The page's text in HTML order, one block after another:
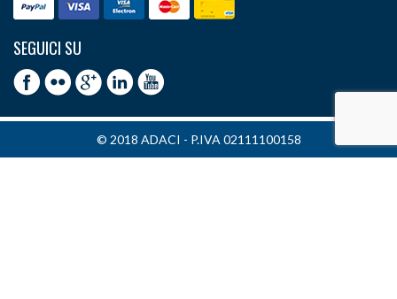
SEGUICI SU
© 2018 ADACI - P.IVA 02111100158